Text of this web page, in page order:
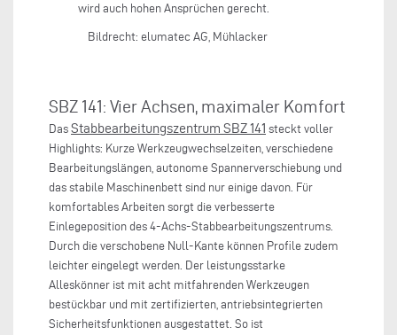
wird auch hohen Ansprüchen gerecht.
Bildrecht: elumatec AG, Mühlacker
SBZ 141: Vier Achsen, maximaler Komfort
Das Stabbearbeitungszentrum SBZ 141 steckt voller
Highlights: Kurze Werkzeugwechselzeiten, verschiedene
Bearbeitungslängen, autonome Spannerverschiebung und
das stabile Maschinenbett sind nur einige davon. Für
komfortables Arbeiten sorgt die verbesserte
Einlegeposition des 4-Achs-Stabbearbeitungszentrums.
Durch die verschobene Null-Kante können Profile zudem
leichter eingelegt werden. Der leistungsstarke
Alleskönner ist mit acht mitfahrenden Werkzeugen
bestückbar und mit zertifizierten, antriebsintegrierten
Sicherheitsfunktionen ausgestattet. So ist